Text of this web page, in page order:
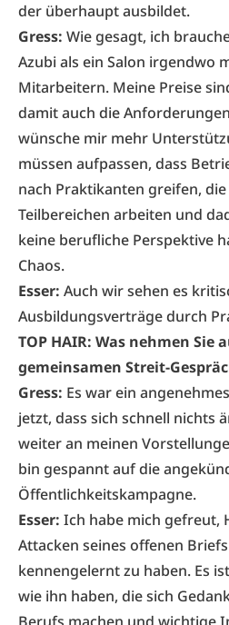
der überhaupt ausbildet.
Gress: Wie gesagt, ich
Azubi als ein Salon irgendwo
Mitarbeitern. Meine Preise
damit auch die
wünsche mir mehr
müssen aufpassen, dass
nach Praktikanten greifen,
Teilbereichen arbeiten und
keine berufliche Perspektive
Chaos.
Esser: Auch wir sehen es
Ausbildungsverträge durch
TOP HAIR: Was nehmen Sie
gemeinsamen Streit-
Gress: Es war ein
jetzt, dass sich schnell nichts
weiter an meinen
bin gespannt auf die
Öffentlichkeitskampagne.
Esser: Ich habe mich gefreut,
Attacken seines offenen
kennengelernt zu haben. Es
wie ihn haben, die sich